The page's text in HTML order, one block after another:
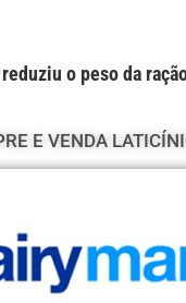
o peso da
E VENDA